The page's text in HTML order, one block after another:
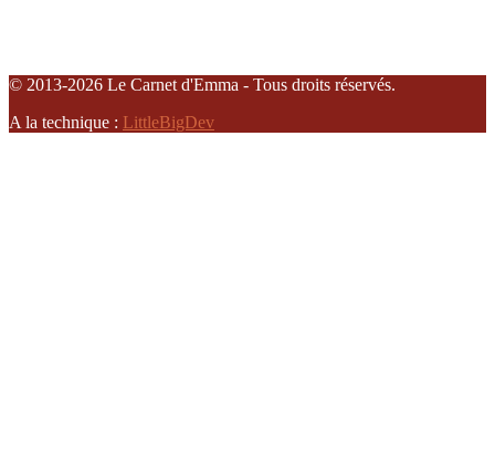
© 2013-2026 Le Carnet d'Emma - Tous droits réservés.
A la technique : LittleBigDev